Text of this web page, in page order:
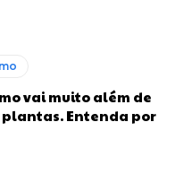
vai muito além de
Entenda por